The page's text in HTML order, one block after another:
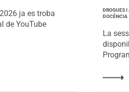
ja es troba
de YouTube
DROGUES
DOCÈNCIA
La